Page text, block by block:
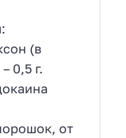
(в
0,5 г.
от